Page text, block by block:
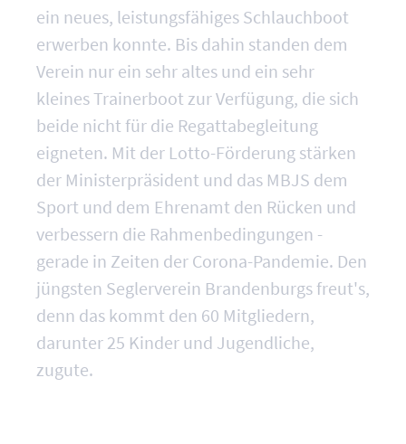
ein neues, leistungsfähiges Schlauchboot
erwerben konnte. Bis dahin standen dem
Verein nur ein sehr altes und ein sehr
kleines Trainerboot zur Verfügung, die sich
beide nicht für die Regattabegleitung
eigneten. Mit der Lotto-Förderung stärken
der Ministerpräsident und das MBJS dem
Sport und dem Ehrenamt den Rücken und
verbessern die Rahmenbedingungen -
gerade in Zeiten der Corona-Pandemie. Den
jüngsten Seglerverein Brandenburgs freut's,
denn das kommt den 60 Mitgliedern,
darunter 25 Kinder und Jugendliche,
zugute.